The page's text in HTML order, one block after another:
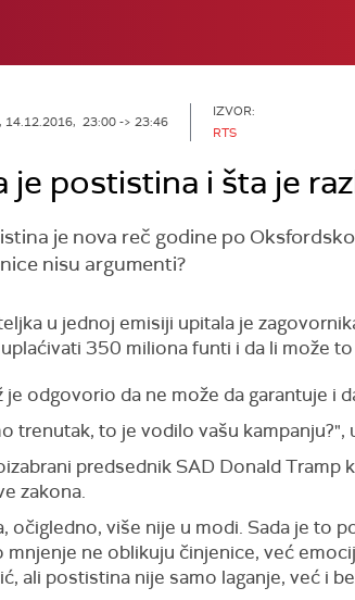
14.12.2016, 23:00 -> 23:46
IZVOR:
RTS
je postistina i šta je
je nova reč godine po
nisu argumenti?
u jednoj emisiji upitala je
350 miliona funti i da li može to
je odgovorio da ne može da garantuje i
trenutak, to je vodilo vašu
predsednik SAD Donald Tramp
zakona.
očigledno, više nije u modi. Sada je to
mnjenje ne oblikuju činjenice, već
ali postistina nije samo laganje, već i